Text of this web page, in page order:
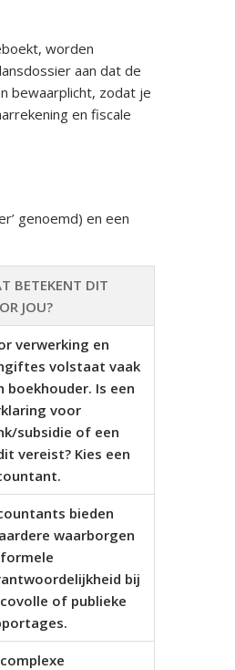
worden
aan dat de
bewaarplicht, zodat je
en fiscale
genoemd) en een
BETEKENT DIT
JOU?
verwerking en
volstaat vaak
boekhouder. Is een
voor
subsidie of een
vereist? Kies een
bieden
waarborgen
bij
of publieke